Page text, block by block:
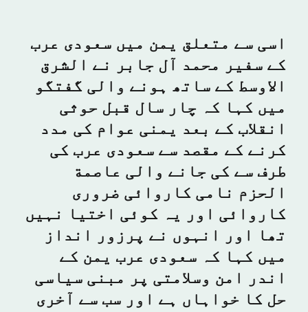
اسی سے متعلق یمن میں سعودی عرب
کے سفیر محمد آل جابر نے الشرق
الاوسط کے ساتھ ہونے والی گفتگو
میں کہا کہ چار سال قبل حوثی
انقلاب کے بعد یمنی عوام کی مدد
کرنے کے مقصد سے سعودی عرب کی
طرف سے کی جانے والی عاصمة
الحزم نامی کاروائی ضروری
کاروائی اور یہ کوئی اختیا نہیں
تھا اور انہوں نے پرزور انداز
میں کہا کہ سعودی عرب یمن کے
اندر امن وسلامتی پر مبنی سیاسی
حل کا خواہاں ہے اور سب سے آخری